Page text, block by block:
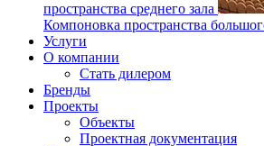
пространства среднего зала
Компоновка пространства
Услуги
О компании
Стать дилером
Бренды
Проекты
Объекты
Проектная документация